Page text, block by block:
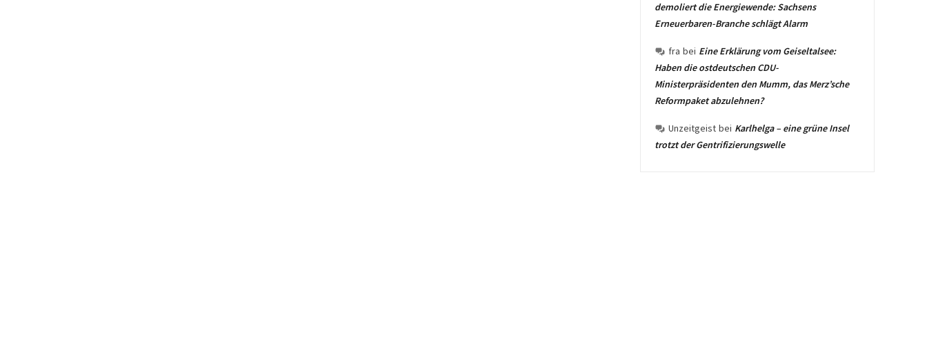
demoliert die Energiewende: Sachsens
Erneuerbaren-Branche schlägt Alarm
fra bei Eine Erklärung vom Geiseltalsee:
Haben die ostdeutschen CDU-
Ministerpräsidenten den Mumm, das Merz’sche
Reformpaket abzulehnen?
Unzeitgeist bei Karlhelga – eine grüne Insel
trotzt der Gentrifizierungswelle